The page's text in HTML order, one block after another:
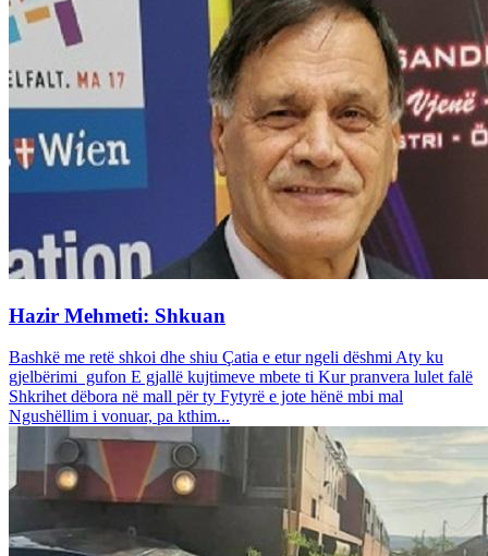
Hazir Mehmeti: Shkuan
Bashkë me retë shkoi dhe shiu Çatia e etur ngeli dëshmi Aty ku
gjelbërimi gufon E gjallë kujtimeve mbete ti Kur pranvera lulet falë
Shkrihet dëbora në mall për ty Fytyrë e jote hënë mbi mal
Ngushëllim i vonuar, pa kthim...